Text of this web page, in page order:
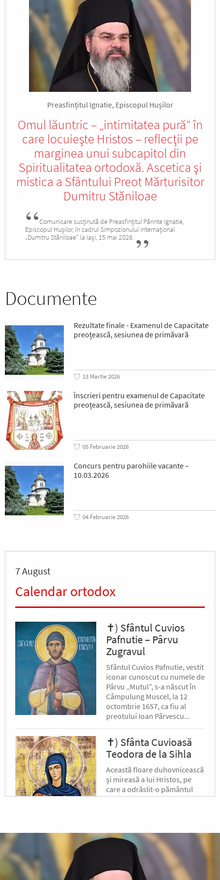
Preasfințitul Ignatie, Episcopul Hușilor
Omul lăuntric – „intimitatea pură” în
care locuieşte Hristos – reflecţii pe
marginea unui subcapitol din
Spiritualitatea ortodoxă. Ascetica şi
mistica a Sfântului Preot Mărturisitor
Dumitru Stăniloae
Comunicare susținută de Preasfințitul Părinte Ignatie,
Episcopul Hușilor, în cadrul Simpozionului Internațional
„Dumitru Stăniloae” la Iași, 15 mai 2026.
Documente
Rezultate finale - Examenul de Capacitate
preoțească, sesiunea de primăvară
13 Martie 2026
Înscrieri pentru examenul de Capacitate
preoțească, sesiunea de primăvară
05 Februarie 2026
Concurs pentru parohiile vacante –
10.03.2026
04 Februarie 2026
7 August
Calendar ortodox
✝) Sfântul Cuvios
Pafnutie – Pârvu
Zugravul
Sfântul Cuvios Pafnutie, vestit
iconar cunoscut cu numele de
Pârvu „Mutul”, s-a născut în
Câmpulung Muscel, la 12
octombrie 1657, ca fiu al
preotului Ioan Pârvescu...
✝) Sfânta Cuvioasă
Teodora de la Sihla
Această floare duhovnicească
și mireasă a lui Hristos, pe
care a odrăslit-o pământul
binecuvântat al Moldovei, s-a
După-prăznuirea
Schimbării la Față a
Domnului